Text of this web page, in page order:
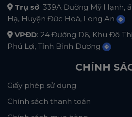
Trụ sở: 339A Đường Mỹ Hạnh,
Hạ, Huyện Đức Hoà, Long An
VPĐD: 24 Đường D6, Khu Đô
Phú Lợi, Tỉnh Bình Dương
CHÍNH
Giấy phép sử dụng
Chính sách thanh toán